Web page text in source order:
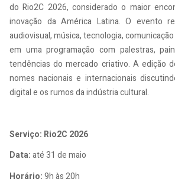
do Rio2C 2026, considerado o maior
inovação da América Latina. O evento
audiovisual, música, tecnologia,
em uma programação com palestras,
tendências do mercado criativo. A edição
nomes nacionais e internacionais
digital e os rumos da indústria cultural.
Serviço: Rio2C 2026
Data:até 31 de maio
Horário:9h às 20h